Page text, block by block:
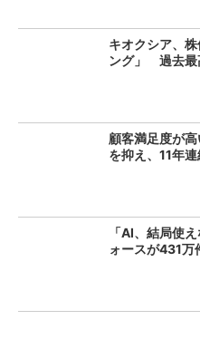
キオクシア、
ング」 過去最
顧客満足度が
を抑え、11年
「AI、結局使
ォースが431万